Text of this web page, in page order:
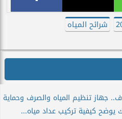
شرائح المياه
جهاز تنظيم المياه والصرف وحماية
يوضح كيفية تركيب عداد مياه...